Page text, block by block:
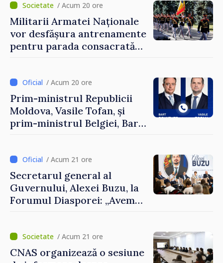
/ Acum 20 ore
Militarii Armatei Naționale
vor desfășura antrenamente
pentru parada consacrată
/ Acum 20 ore
Prim-ministrul Republicii
Moldova, Vasile Tofan, și
prim-ministrul Belgiei, Bart
al Republicii Moldova.
/ Acum 21 ore
Secretarul general al
Guvernului, Alexei Buzu, la
Forumul Diasporei: „Avem
construi comunități mai
puternice”
/ Acum 21 ore
CNAS organizează o sesiune